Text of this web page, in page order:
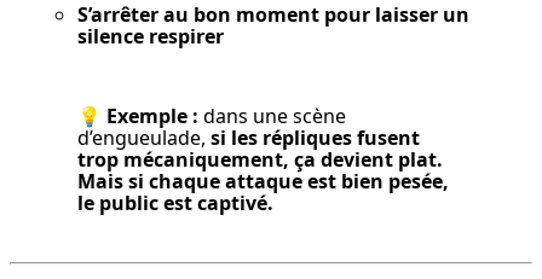
S’arrêter au bon moment pour laisser un
silence respirer
💡 Exemple : dans une scène
d’engueulade, si les répliques fusent
trop mécaniquement, ça devient plat.
Mais si chaque attaque est bien pesée,
le public est captivé.